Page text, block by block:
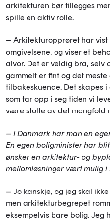
arkitekturen bør tillegges
spille en aktiv rolle.
– Arkitekturopprøret har
omgivelsene, og viser et
alvor. Det er veldig bra, selv
gammelt er fint og det
tilbakeskuende. Det skapes
som tar opp i seg tiden vi
være stolte av det mangfold
– I Danmark har man en
En egen boligminister har
ønsker en arkitektur- og
mellomløsninger vært mulig i
– Jo kanskje, og jeg skal
men arkitekturbegrepet
eksempelvis bare bolig. Jeg